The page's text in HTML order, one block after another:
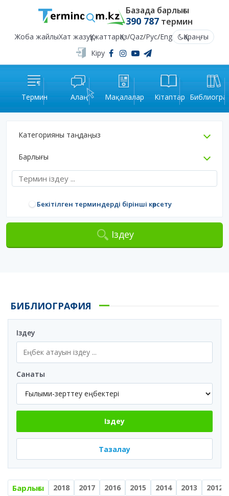
Базада барлығы
390 787термин
Жоба жайлыХат жазуҚұжаттарҚаз/Qaz/Рус/Eng
Қараңғы
Кіру
Термин Алаң Мақалалар Кітаптар
Категорияны таңдаңыз
Барлығы
Бекітілген терминдерді бірінші көрсету
Іздеу
БИБЛИОГРАФИЯ
Іздеу
Санаты
Іздеу
Тазалау
Барлығы 2018 2017 2016 2015 2014 2013 2012